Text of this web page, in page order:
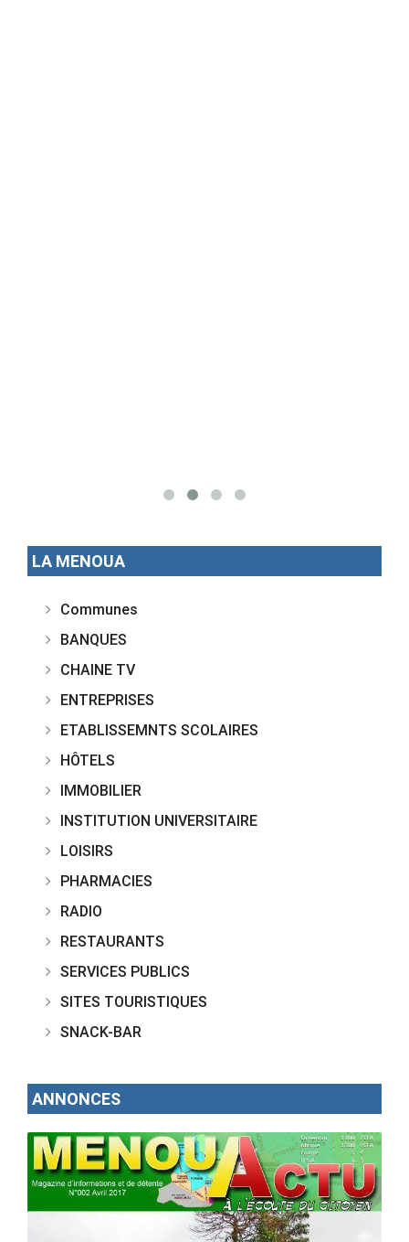
LA MENOUA
Communes
BANQUES
CHAINE TV
ENTREPRISES
ETABLISSEMNTS SCOLAIRES
HÔTELS
IMMOBILIER
INSTITUTION UNIVERSITAIRE
LOISIRS
PHARMACIES
RADIO
RESTAURANTS
SERVICES PUBLICS
SITES TOURISTIQUES
SNACK-BAR
ANNONCES